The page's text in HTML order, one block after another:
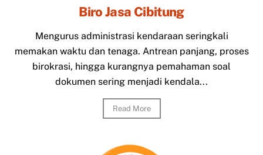
Biro Jasa Cibitung
Mengurus administrasi kendaraan seringkali
memakan waktu dan tenaga. Antrean panjang, proses
birokrasi, hingga kurangnya pemahaman soal
dokumen sering menjadi kendala...
Read More